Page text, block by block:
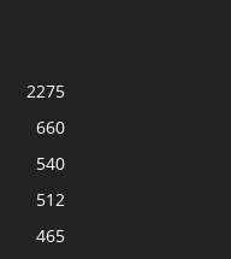
2275
660
540
512
465